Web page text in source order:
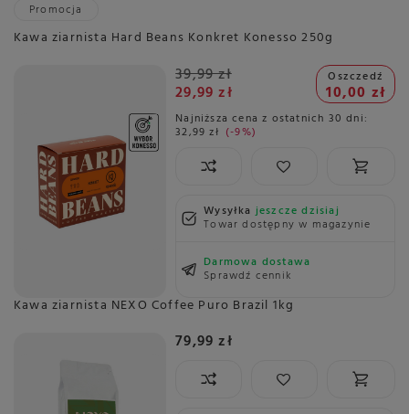
Promocja
Kawa ziarnista Hard Beans Konkret Konesso 250g
39,99 zł
29,99 zł
Oszczedź
10,00 zł
Najniższa cena z ostatnich 30 dni:
32,99 zł -9%
Wysyłkajeszcze dzisiaj
Towar dostępny w magazynie
Darmowa dostawa
Sprawdź cennik
Kawa ziarnista NEXO Coffee Puro Brazil 1kg
79,99 zł